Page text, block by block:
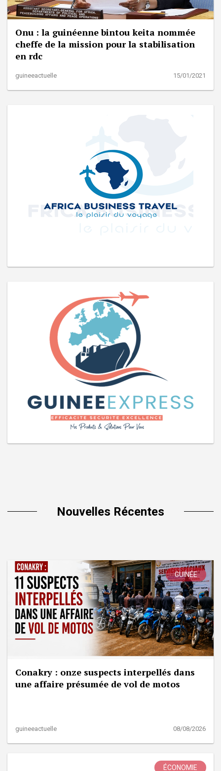
Onu : la guinéenne bintou keita nommée
cheffe de la mission pour la stabilisation
en rdc
guineeactuelle 15/01/2021
Nouvelles Récentes
GUINÉE
Conakry : onze suspects interpellés dans
une affaire présumée de vol de motos
guineeactuelle 08/08/2026
ÉCONOMIE